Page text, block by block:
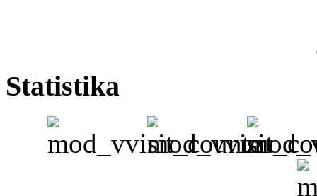
Statistika